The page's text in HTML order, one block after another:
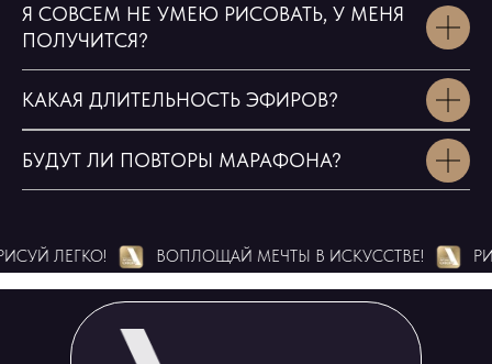
Я СОВСЕМ НЕ УМЕЮ РИСОВАТЬ, У МЕНЯ
ПОЛУЧИТСЯ?
КАКАЯ ДЛИТЕЛЬНОСТЬ ЭФИРОВ?
БУДУТ ЛИ ПОВТОРЫ МАРАФОНА?
ЛЕГКО! ВОПЛОЩАЙ МЕЧТЫ В ИСКУССТВЕ! РИСУЙ